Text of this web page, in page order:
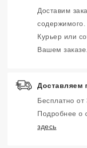
Доставим
содержимого.
Курьер или
Вашем заказе.
Доставляем
Бесплатно от
Подробнее о
здесь